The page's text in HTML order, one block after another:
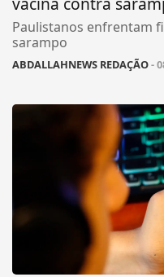
Paulistanos enfrentam
sarampo
ABDALLAHNEWS REDAÇÃO-